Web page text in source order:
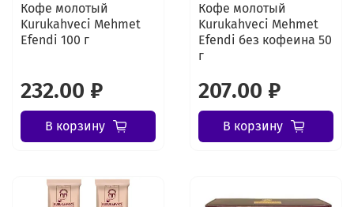
Кофе молотый
Kurukahveci Mehmet
Efendi 100 г
232.00 ₽
В корзину
Кофе молотый
Kurukahveci Mehmet
Efendi без кофеина 50
г
207.00 ₽
В корзину